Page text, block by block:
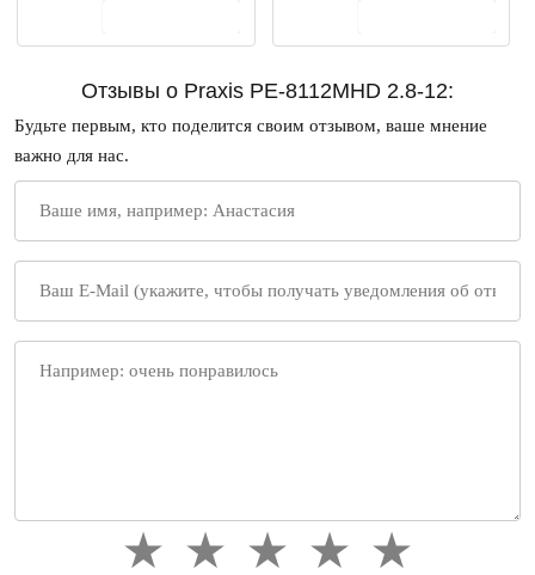
Отзывы о Praxis PE-8112MHD 2.8-12:
Будьте первым, кто поделится своим отзывом, ваше мнение
важно для нас.